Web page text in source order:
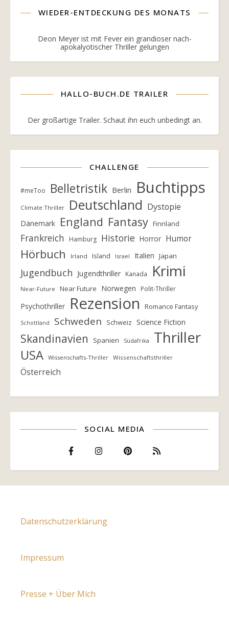
WIEDER-ENTDECKUNG DES MONATS
Deon Meyer ist mit Fever ein grandioser nach-
apokalyotischer Thriller gelungen
HALLO-BUCH.DE TRAILER
Der großartige Trailer. Schaut ihn euch unbedingt an.
CHALLENGE
#meToo Belletristik Berlin Buchtipps
Climate Thriller Deutschland Dystopie
Dänemark England Fantasy Finnland
Frankreich Hamburg Historie Horror Humor
Hörbuch Irland Island Israel Italien Japan
Jugendbuch Jugendthriller Kanada Krimi
Near-Future Near Future Norwegen Polit-Thriller
Psychothriller Rezension Romance Fantasy
Schottland Schweden Schweiz Science Fiction
Skandinavien Spanien Südafrika Thriller
USA Wissenschafts-Thriller Wissenschaftsthriller
Österreich
SOCIAL MEDIA
Datenschutzerklärung
Impressum
Presse + Über Mich